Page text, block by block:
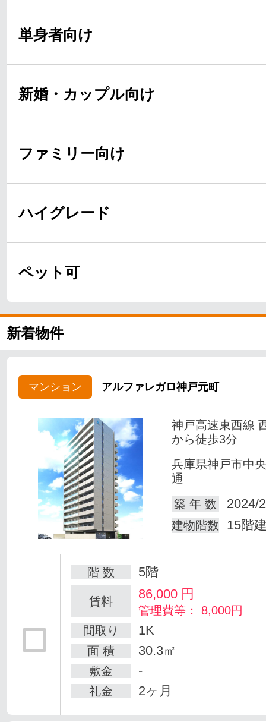
単身者向け
新婚・カップル向け
ファミリー向け
ハイグレード
ペット可
新着物件
マンション アルファレガロ神戸元町
神戸高速東西線
から徒歩3分
兵庫県神戸市中
通
築 年 数
2024/
建物階数 15階
階 数 5階
賃料 86,000 円
管理費等： 8,000円
間取り
1K
面 積 30.3㎡
敷金 -
礼金 2ヶ月